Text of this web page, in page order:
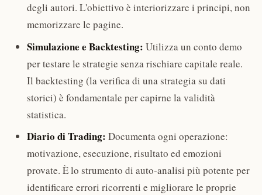
degli autori. L'obiettivo è interiorizzare i principi, non
memorizzare le pagine.
Simulazione e Backtesting: Utilizza un conto demo
per testare le strategie senza rischiare capitale reale.
Il backtesting (la verifica di una strategia su dati
storici) è fondamentale per capirne la validità
statistica.
Diario di Trading: Documenta ogni operazione:
motivazione, esecuzione, risultato ed emozioni
provate. È lo strumento di auto-analisi più potente per
identificare errori ricorrenti e migliorare le proprie